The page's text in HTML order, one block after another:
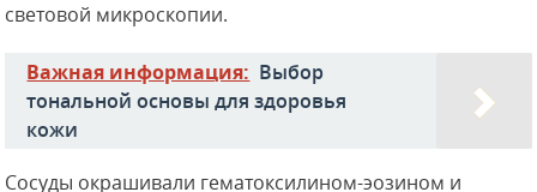
световой микроскопии.
Важная информация: Выбор
тональной основы для здоровья
кожи
Сосуды окрашивали гематоксилином-эозином и